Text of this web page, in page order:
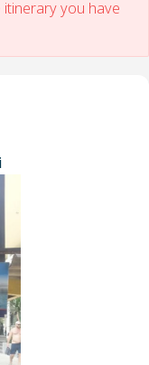
you have